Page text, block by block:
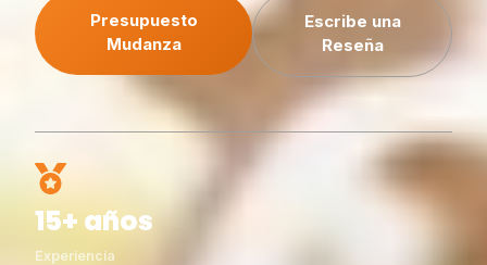
Presupuesto
Mudanza
Escribe una
Reseña
15+ años
Experiencia